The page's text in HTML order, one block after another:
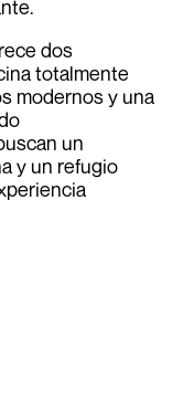
dos
totalmente
modernos y una
un
y un refugio